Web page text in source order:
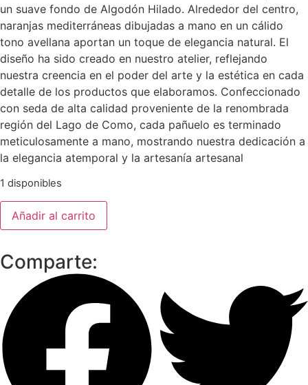
un suave fondo de Algodón Hilado. Alrededor del centro,
naranjas mediterráneas dibujadas a mano en un cálido
tono avellana aportan un toque de elegancia natural. El
diseño ha sido creado en nuestro atelier, reflejando
nuestra creencia en el poder del arte y la estética en cada
detalle de los productos que elaboramos. Confeccionado
con seda de alta calidad proveniente de la renombrada
región del Lago de Como, cada pañuelo es terminado
meticulosamente a mano, mostrando nuestra dedicación a
la elegancia atemporal y la artesanía artesanal
1 disponibles
Añadir al carrito
Comparte: